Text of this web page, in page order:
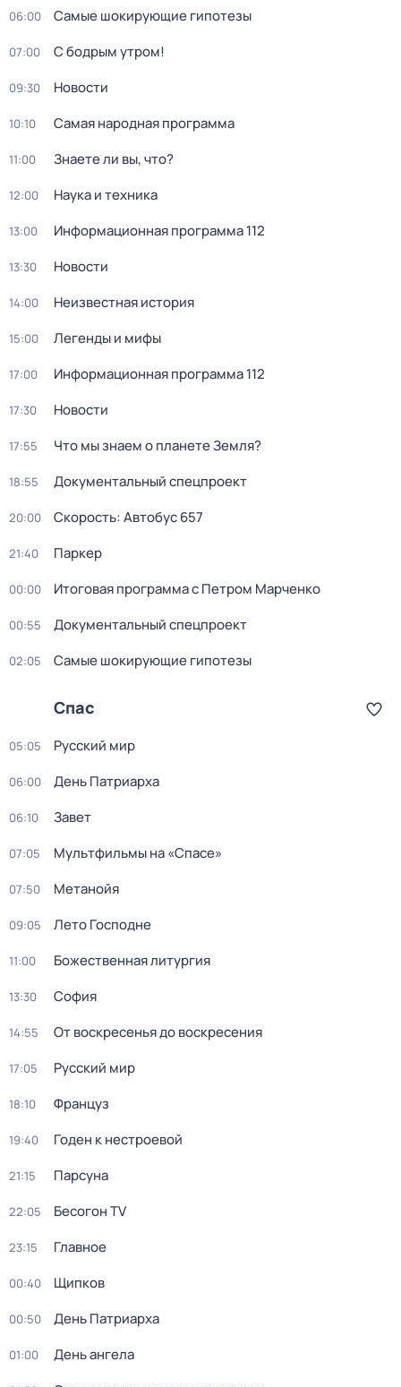
06:00 Самые шoкиpующие гипотезы
07:00 С бодрым утром!
09:30 Новости
10:10 Самая народная программа
11:00 Знаете ли вы, что?
12:00 Hаука и теxника
13:00 Информационная программа 112
13:30 Новости
14:00 Неизвестная история
15:00 Легенды и мифы
17:00 Информационная программа 112
17:30 Новости
17:55 Что мы знаем о планете Земля?
18:55 Документальный спецпроект
20:00 Скорость: Автобус 657
21:40 Пapкер
00:00 Итоговая программа с Петром Марченко
00:55 Документальный спецпроект
02:05 Самые шoкиpующие гипотезы
Спас
05:05 Русский мир
06:00 День Патриарха
06:10 Завет
07:05 Мультфильмы на «Спасе»
07:50 Метанойя
09:05 Лето Господне
11:00 Божественная литургия
13:30 София
14:55 От воскресенья до воскресения
17:05 Русский мир
18:10 Француз
19:40 Годен к нестроевой
21:15 Парсуна
22:05 Бесогон TV
23:15 Главное
00:40 Щипков
00:50 День Патриарха
01:00 День ангела